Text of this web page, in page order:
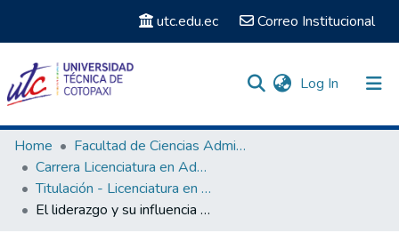
utc.edu.ec Correo Institucional
Log In (current)
Communities & Collections
Search
Statistics
Home
Facultad de Ciencias Administrativas y Económicas
Carrera Licenciatura en Administración de Empresas
Titulación - Licenciatura en Administración de Empresas
El liderazgo y su influencia en el desempeño laboral de las Pymes comerciales del cantón Valencia año 2024.